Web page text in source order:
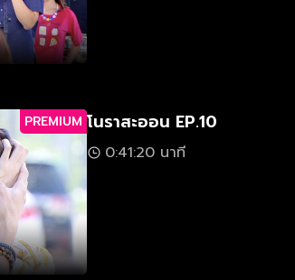
PREMIUM โนราสะออน EP.10
0:41:20 นาที